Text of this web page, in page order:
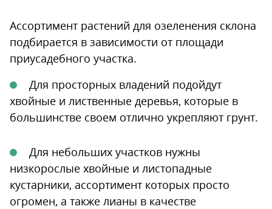
Ассортимент растений для озеленения склона
подбирается в зависимости от площади
приусадебного участка.
Для просторных владений подойдут
хвойные и лиственные деревья, которые в
большинстве своем отлично укрепляют грунт.
Для небольших участков нужны
низкорослые хвойные и листопадные
кустарники, ассортимент которых просто
огромен, а также лианы в качестве